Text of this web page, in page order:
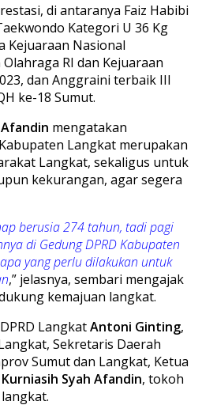
di antaranya Faiz Habibi
Kategori U 36 Kg
Kejuaraan Nasional
RI dan Kejuaraan
dan Anggraini terbaik III
ke-18 Sumut.
mengatakan
Langkat merupakan
Langkat, sekaligus untuk
kekurangan, agar segera
berusia 274 tahun, tadi pagi
di Gedung DPRD Kabupaten
yang perlu dilakukan untuk
,” jelasnya, sembari mengajak
kemajuan langkat.
LangkatAntoni Ginting,
Sekretaris Daerah
Sumut dan Langkat, Ketua
Syah Afandin, tokoh